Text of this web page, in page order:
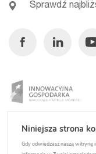
Sprawdź
FacebookLinkedin
Niniejsza strona
Gdy odwiedzasz naszą